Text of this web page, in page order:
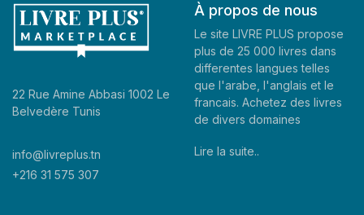
22 Rue Amine Abbasi 1002 Le
Belvedère Tunis
info@livreplus.tn
+216 31 575 307
À propos de nous
Le site LIVRE PLUS propose
plus de 25 000 livres dans
differentes langues telles
que l'arabe, l'anglais et le
francais. Achetez des livres
de divers domaines
Lire la suite..